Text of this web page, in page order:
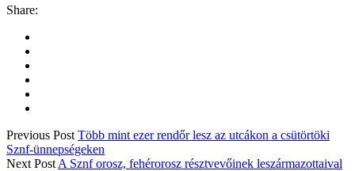
Share:
Previous Post Több mint ezer rendőr lesz az utcákon a csütörtöki
Sznf-ünnepségeken
Next Post A Sznf orosz, fehérorosz résztvevőinek leszármazottaival